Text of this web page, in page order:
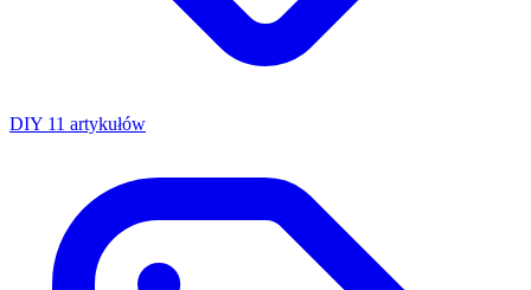
DIY 11 artykułów